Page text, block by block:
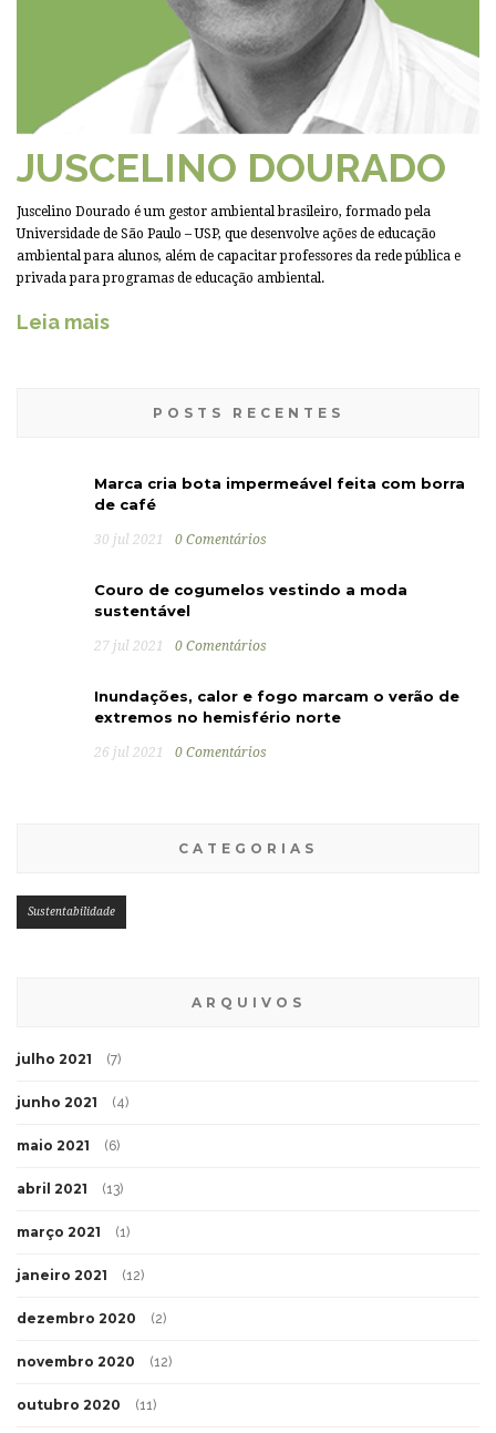
JUSCELINO DOURADO
Juscelino Dourado é um gestor ambiental brasileiro, formado pela
Universidade de São Paulo – USP, que desenvolve ações de educação
ambiental para alunos, além de capacitar professores da rede pública e
privada para programas de educação ambiental.
Leia mais
POSTS RECENTES
Marca cria bota impermeável feita com borra
de café
30 jul 2021 0 Comentários
Couro de cogumelos vestindo a moda
sustentável
27 jul 2021 0 Comentários
Inundações, calor e fogo marcam o verão de
extremos no hemisfério norte
26 jul 2021 0 Comentários
CATEGORIAS
Sustentabilidade
ARQUIVOS
julho 2021 (7)
junho 2021 (4)
maio 2021 (6)
abril 2021 (13)
março 2021 (1)
janeiro 2021 (12)
dezembro 2020 (2)
novembro 2020 (12)
outubro 2020 (11)